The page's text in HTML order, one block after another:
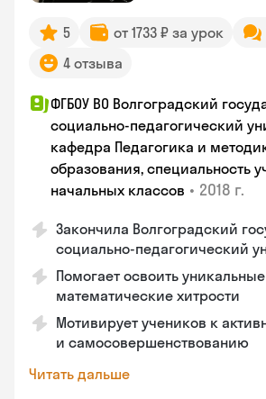
5 от 1733 ₽ за урок
4 отзыва
ФГБОУ ВО Волгоградский
социально-педагогический
кафедра Педагогика и
образования, специальность
начальных классов • 2018 г.
Закончила Волгоградский
социально-педагогический
Помогает освоить уникальные
математические хитрости
Мотивирует учеников к
и самосовершенствованию
Читать дальше